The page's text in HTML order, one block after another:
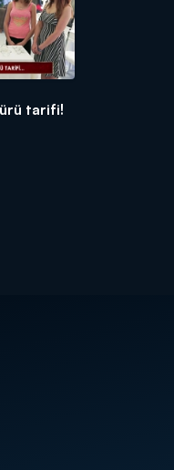
tarifi!